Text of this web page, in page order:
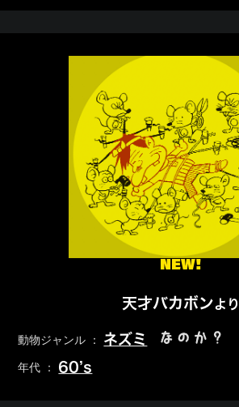
NEW!
天才バカボンより
動物ジャンル ： ネズミ なのか？
年代 ： 60’s